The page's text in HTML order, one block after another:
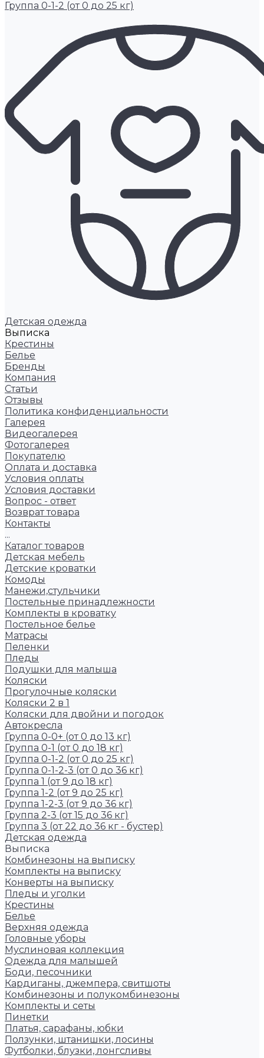
Группа 0-1-2 (от 0 до 25 кг)
Детская одежда
Выписка
Крестины
Белье
Бренды
Компания
Статьи
Отзывы
Политика конфиденциальности
Галерея
Видеогалерея
Фотогалерея
Покупателю
Оплата и доставка
Условия оплаты
Условия доставки
Вопрос - ответ
Возврат товара
Контакты
...
Каталог товаров
Детская мебель
Детские кроватки
Комоды
Манежи,стульчики
Постельные принадлежности
Комплекты в кроватку
Постельное белье
Матрасы
Пеленки
Пледы
Подушки для малыша
Коляски
Прогулочные коляски
Коляски 2 в 1
Коляски для двойни и погодок
Автокресла
Группа 0-0+ (от 0 до 13 кг)
Группа 0-1 (от 0 до 18 кг)
Группа 0-1-2 (от 0 до 25 кг)
Группа 0-1-2-3 (от 0 до 36 кг)
Группа 1 (от 9 до 18 кг)
Группа 1-2 (от 9 до 25 кг)
Группа 1-2-3 (от 9 до 36 кг)
Группа 2-3 (от 15 до 36 кг)
Группа 3 (от 22 до 36 кг - бустер)
Детская одежда
Выписка
Комбинезоны на выписку
Комплекты на выписку
Конверты на выписку
Пледы и уголки
Крестины
Белье
Верхняя одежда
Головные уборы
Муслиновая коллекция
Одежда для малышей
Боди, песочники
Кардиганы, джемпера, свитшоты
Комбинезоны и полукомбинезоны
Комплекты и сеты
Пинетки
Платья, сарафаны, юбки
Ползунки, штанишки, лосины
Футболки, блузки, лонгсливы